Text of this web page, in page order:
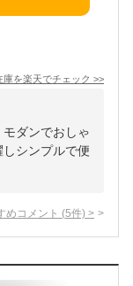
庫を楽天でチェック >>
ダンでおしゃ
シンプルで便
めコメント (5件) >